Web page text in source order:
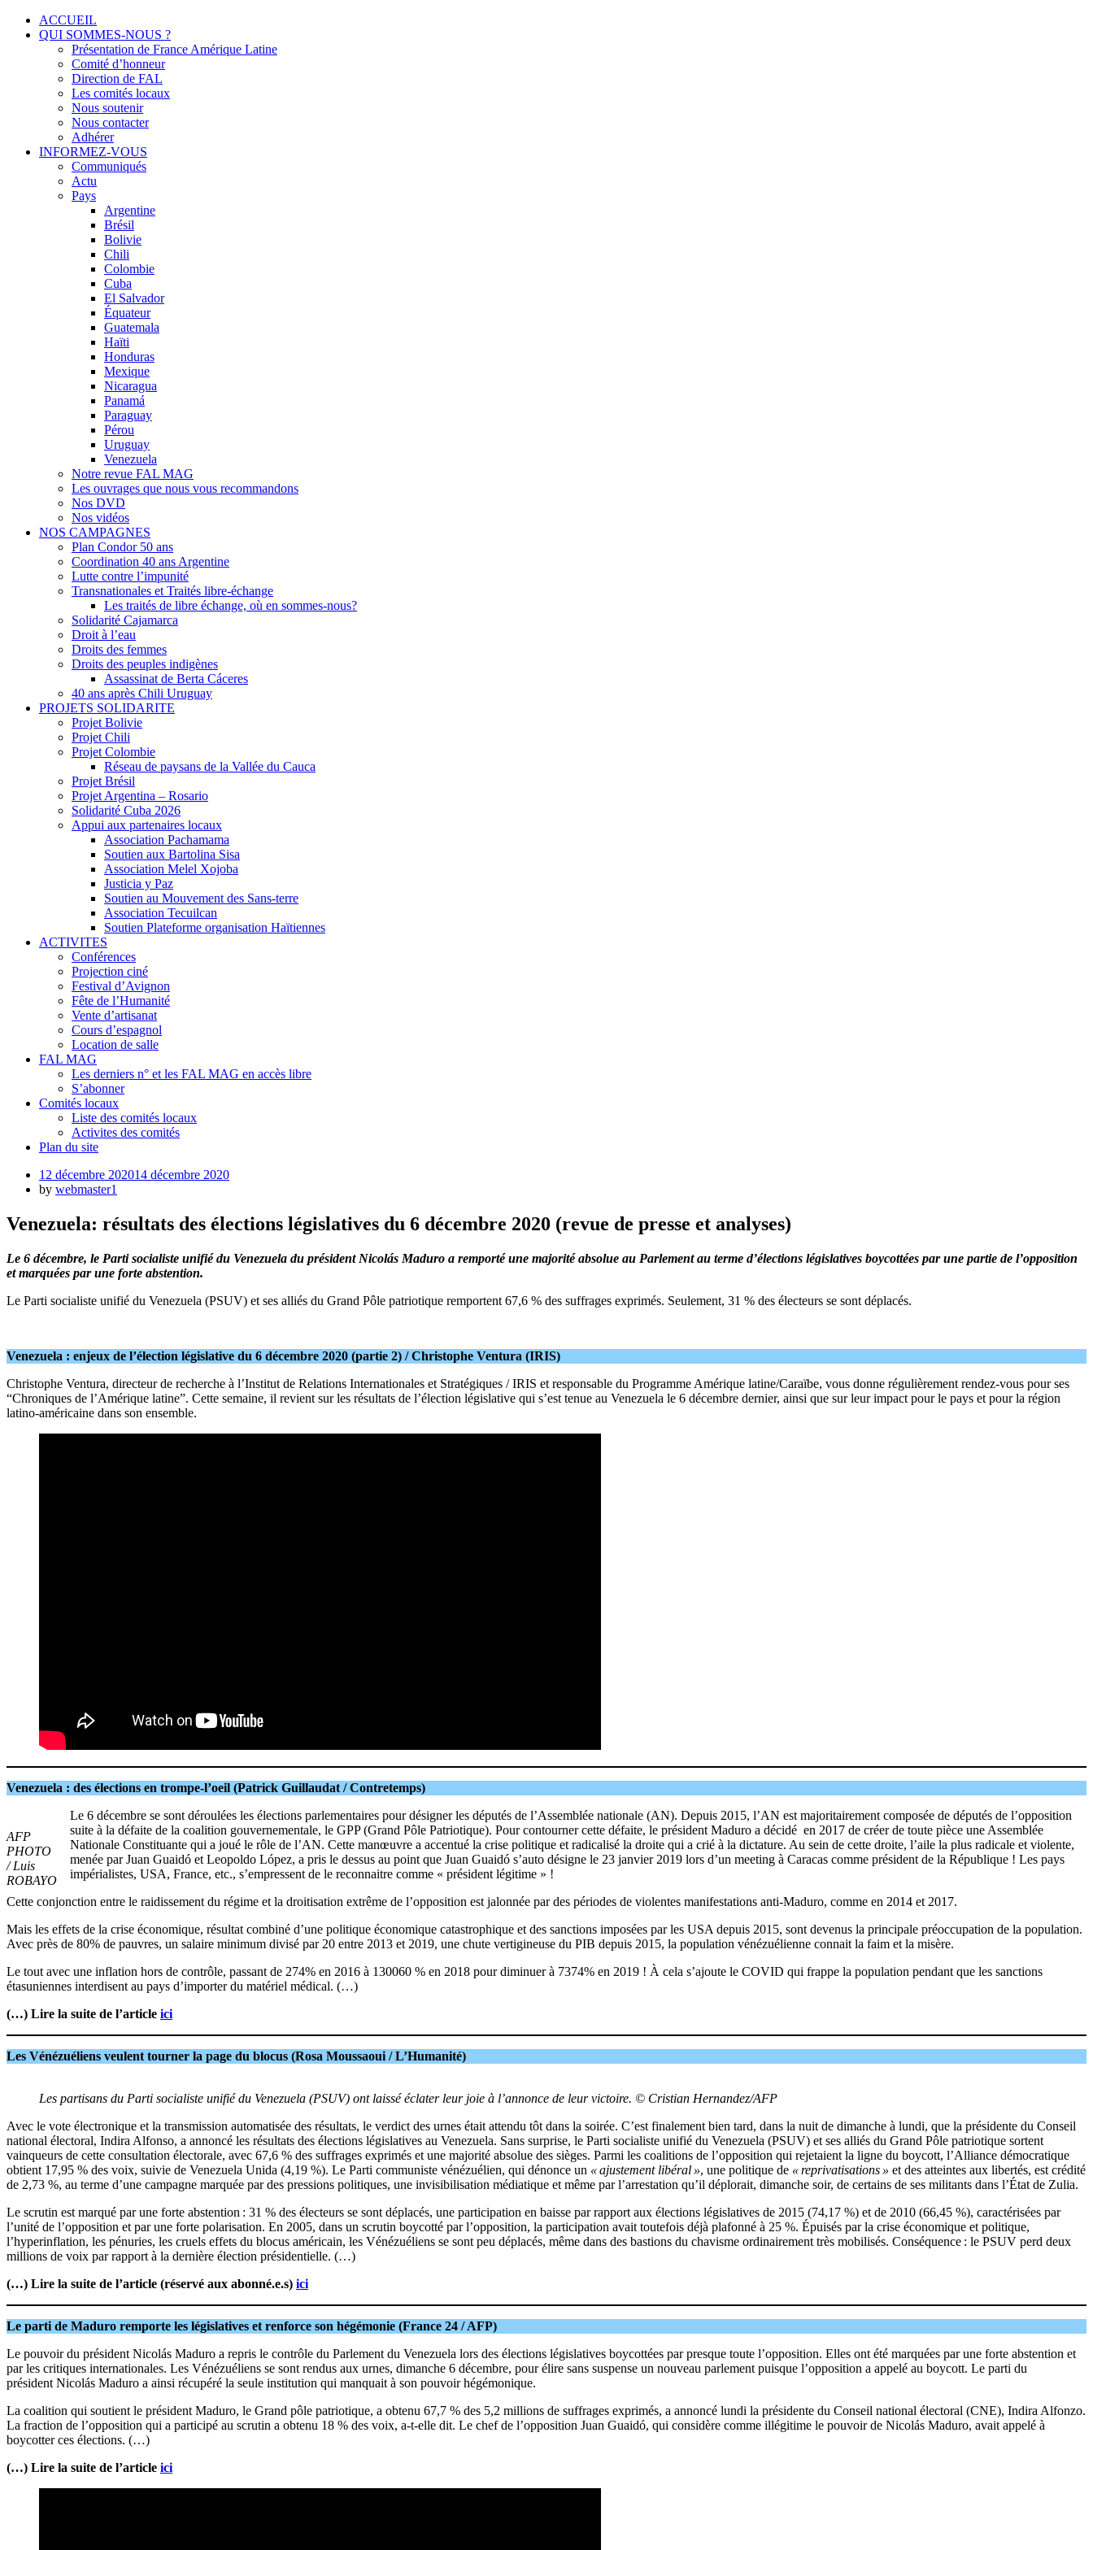
FRANCE AMERIQUE LATINE
Solidarité international et Amitiés entre les peuples
Menu
Skip
ACCUEIL
QUI SOMMES-NOUS ?
Présentation de France Amérique Latine
Comité d’honneur
Direction de FAL
Les comités locaux
Nous soutenir
Nous contacter
Adhérer
INFORMEZ-VOUS
Communiqués
Actu
Pays
Argentine
Brésil
Bolivie
Chili
Colombie
Cuba
El Salvador
Équateur
Guatemala
Haïti
Honduras
Mexique
Nicaragua
Panamá
Paraguay
Pérou
Uruguay
Venezuela
Notre revue FAL MAG
Les ouvrages que nous vous recommandons
Nos DVD
Nos vidéos
NOS CAMPAGNES
Plan Condor 50 ans
Coordination 40 ans Argentine
Lutte contre l’impunité
Transnationales et Traités libre-échange
Les traités de libre échange, où en sommes-nous?
Solidarité Cajamarca
Droit à l’eau
Droits des femmes
Droits des peuples indigènes
Assassinat de Berta Cáceres
40 ans après Chili Uruguay
PROJETS SOLIDARITE
Projet Bolivie
Projet Chili
Projet Colombie
Réseau de paysans de la Vallée du Cauca
Projet Brésil
Projet Argentina – Rosario
Solidarité Cuba 2026
Appui aux partenaires locaux
Association Pachamama
Soutien aux Bartolina Sisa
Association Melel Xojoba
Justicia y Paz
Soutien au Mouvement des Sans-terre
Association Tecuilcan
Soutien Plateforme organisation Haïtiennes
ACTIVITES
Conférences
Projection ciné
Festival d’Avignon
Fête de l’Humanité
Vente d’artisanat
Cours d’espagnol
Location de salle
FAL MAG
Les derniers n° et les FAL MAG en accès libre
S’abonner
Comités locaux
Liste des comités locaux
Activites des comités
Plan du site
Posted
on
12 décembre 202014 décembre 2020
by webmaster1
Venezuela: résultats des élections législatives du 6 décembre 2020 (revue de presse et analyses)
Le 6 décembre, le Parti socialiste unifié du Venezuela du président Nicolás Maduro a remporté une majorité absolue au Parlement au terme d’élections législatives boycottées par une partie de l’opposition
et marquées par une forte abstention.
Le Parti socialiste unifié du Venezuela (PSUV) et ses alliés du Grand Pôle patriotique remportent 67,6 % des suffrages exprimés. Seulement, 31 % des électeurs se sont déplacés.
Venezuela : enjeux de l’élection législative du 6 décembre 2020 (partie 2) / Christophe Ventura (IRIS)
Christophe Ventura, directeur de recherche à l’Institut de Relations Internationales et Stratégiques / IRIS et responsable du Programme Amérique latine/Caraïbe, vous donne régulièrement rendez-vous pour ses
“Chroniques de l’Amérique latine”. Cette semaine, il revient sur les résultats de l’élection législative qui s’est tenue au Venezuela le 6 décembre dernier, ainsi que sur leur impact pour le pays et pour la région
latino-américaine dans son ensemble.
Venezuela : des élections en trompe-l’oeil (Patrick Guillaudat / Contretemps)
AFP
PHOTO
/ Luis
ROBAYO
Le 6 décembre se sont déroulées les élections parlementaires pour désigner les députés de l’Assemblée nationale (AN). Depuis 2015, l’AN est majoritairement composée de députés de l’opposition
suite à la défaite de la coalition gouvernementale, le GPP (Grand Pôle Patriotique). Pour contourner cette défaite, le président Maduro a décidé en 2017 de créer de toute pièce une Assemblée
Nationale Constituante qui a joué le rôle de l’AN. Cette manœuvre a accentué la crise politique et radicalisé la droite qui a crié à la dictature. Au sein de cette droite, l’aile la plus radicale et violente,
menée par Juan Guaidó et Leopoldo López, a pris le dessus au point que Juan Guaidó s’auto désigne le 23 janvier 2019 lors d’un meeting à Caracas comme président de la République ! Les pays
impérialistes, USA, France, etc., s’empressent de le reconnaitre comme « président légitime » !
Cette conjonction entre le raidissement du régime et la droitisation extrême de l’opposition est jalonnée par des périodes de violentes manifestations anti-Maduro, comme en 2014 et 2017.
Mais les effets de la crise économique, résultat combiné d’une politique économique catastrophique et des sanctions imposées par les USA depuis 2015, sont devenus la principale préoccupation de la population.
Avec près de 80% de pauvres, un salaire minimum divisé par 20 entre 2013 et 2019, une chute vertigineuse du PIB depuis 2015, la population vénézuélienne connait la faim et la misère.
Le tout avec une inflation hors de contrôle, passant de 274% en 2016 à 130060 % en 2018 pour diminuer à 7374% en 2019 ! À cela s’ajoute le COVID qui frappe la population pendant que les sanctions
étasuniennes interdisent au pays d’importer du matériel médical. (…)
(…) Lire la suite de l’article ici
Les Vénézuéliens veulent tourner la page du blocus (Rosa Moussaoui / L’Humanité)
Les partisans du Parti socialiste unifié du Venezuela (PSUV) ont laissé éclater leur joie à l’annonce de leur victoire. © Cristian Hernandez/AFP
Avec le vote électronique et la transmission automatisée des résultats, le verdict des urnes était attendu tôt dans la soirée. C’est finalement bien tard, dans la nuit de dimanche à lundi, que la présidente du Conseil
national électoral, Indira Alfonso, a annoncé les résultats des élections législatives au Venezuela. Sans surprise, le Parti socialiste unifié du Venezuela (PSUV) et ses alliés du Grand Pôle patriotique sortent
vainqueurs de cette consultation électorale, avec 67,6 % des suffrages exprimés et une majorité absolue des sièges. Parmi les coalitions de l’opposition qui rejetaient la ligne du boycott, l’Alliance démocratique
obtient 17,95 % des voix, suivie de Venezuela Unida (4,19 %). Le Parti communiste vénézuélien, qui dénonce un « ajustement libéral », une politique de « reprivatisations » et des atteintes aux libertés, est crédité
de 2,73 %, au terme d’une campagne marquée par des pressions politiques, une invisibilisation médiatique et même par l’arrestation qu’il déplorait, dimanche soir, de certains de ses militants dans l’État de Zulia.
Le scrutin est marqué par une forte abstention : 31 % des électeurs se sont déplacés, une participation en baisse par rapport aux élections législatives de 2015 (74,17 %) et de 2010 (66,45 %), caractérisées par
l’unité de l’opposition et par une forte polarisation. En 2005, dans un scrutin boycotté par l’opposition, la participation avait toutefois déjà plafonné à 25 %. Épuisés par la crise économique et politique,
l’hyperinflation, les pénuries, les cruels effets du blocus américain, les Vénézuéliens se sont peu déplacés, même dans des bastions du chavisme ordinairement très mobilisés. Conséquence : le PSUV perd deux
millions de voix par rapport à la dernière élection présidentielle. (…)
(…) Lire la suite de l’article (réservé aux abonné.e.s) ici
Le parti de Maduro remporte les législatives et renforce son hégémonie (France 24 / AFP)
Le pouvoir du président Nicolás Maduro a repris le contrôle du Parlement du Venezuela lors des élections législatives boycottées par presque toute l’opposition. Elles ont été marquées par une forte abstention et
par les critiques internationales. Les Vénézuéliens se sont rendus aux urnes, dimanche 6 décembre, pour élire sans suspense un nouveau parlement puisque l’opposition a appelé au boycott. Le parti du
président Nicolás Maduro a ainsi récupéré la seule institution qui manquait à son pouvoir hégémonique.
La coalition qui soutient le président Maduro, le Grand pôle patriotique, a obtenu 67,7 % des 5,2 millions de suffrages exprimés, a annoncé lundi la présidente du Conseil national électoral (CNE), Indira Alfonzo.
La fraction de l’opposition qui a participé au scrutin a obtenu 18 % des voix, a-t-elle dit. Le chef de l’opposition Juan Guaidó, qui considère comme illégitime le pouvoir de Nicolás Maduro, avait appelé à
boycotter ces élections. (…)
(…) Lire la suite de l’article ici